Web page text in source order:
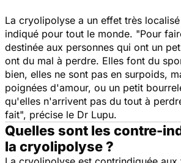
La cryolipolyse a un effet très localisé
indiqué pour tout le monde. "Pour
destinée aux personnes qui ont un
ont du mal à perdre. Elles font du
bien, elles ne sont pas en surpoids,
poignées d'amour, ou un petit
qu'elles n'arrivent pas du tout à
fait", précise le Dr Lupu.
Quelles sont les contre-
la cryolipolyse ?